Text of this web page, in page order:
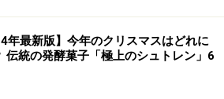
れなかったのです。）
年最新版】今年のクリスマスはどれに
伝統の発酵菓子「極上のシュトレン」6